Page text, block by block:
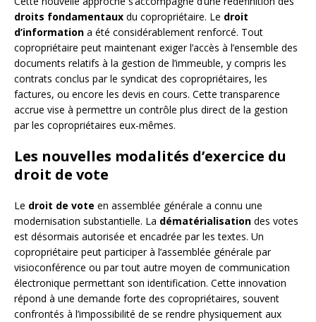
droits fondamentaux du copropriétaire. Le droit
d’information a été considérablement renforcé. Tout
copropriétaire peut maintenant exiger l’accès à l’ensemble des
documents relatifs à la gestion de l’immeuble, y compris les
contrats conclus par le syndicat des copropriétaires, les
factures, ou encore les devis en cours. Cette transparence
accrue vise à permettre un contrôle plus direct de la gestion
par les copropriétaires eux-mêmes.
Les nouvelles modalités d’exercice du
droit de vote
Le droit de vote en assemblée générale a connu une
modernisation substantielle. La dématérialisation des votes
est désormais autorisée et encadrée par les textes. Un
copropriétaire peut participer à l’assemblée générale par
visioconférence ou par tout autre moyen de communication
électronique permettant son identification. Cette innovation
répond à une demande forte des copropriétaires, souvent
confrontés à l’impossibilité de se rendre physiquement aux